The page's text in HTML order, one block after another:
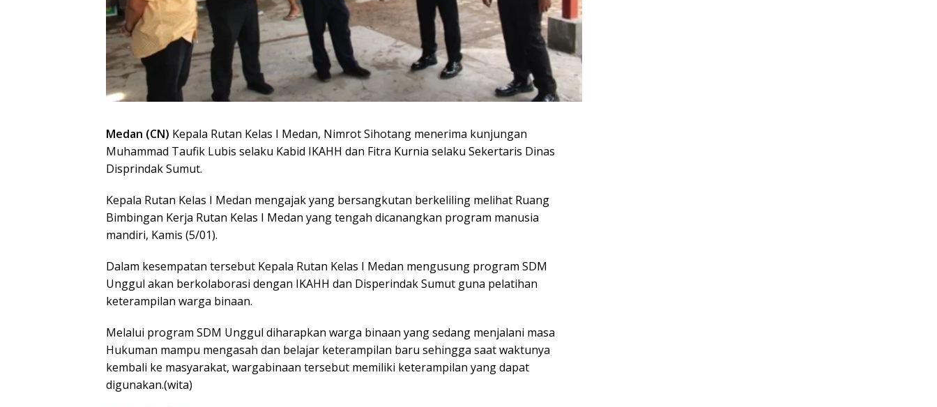
Medan (CN) Kepala Rutan Kelas I Medan, Nimrot Sihotang menerima kunjungan
Muhammad Taufik Lubis selaku Kabid IKAHH dan Fitra Kurnia selaku Sekertaris Dinas
Disprindak Sumut.
Kepala Rutan Kelas I Medan mengajak yang bersangkutan berkeliling melihat Ruang
Bimbingan Kerja Rutan Kelas I Medan yang tengah dicanangkan program manusia
mandiri, Kamis (5/01).
Dalam kesempatan tersebut Kepala Rutan Kelas I Medan mengusung program SDM
Unggul akan berkolaborasi dengan IKAHH dan Disperindak Sumut guna pelatihan
keterampilan warga binaan.
Melalui program SDM Unggul diharapkan warga binaan yang sedang menjalani masa
Hukuman mampu mengasah dan belajar keterampilan baru sehingga saat waktunya
kembali ke masyarakat, wargabinaan tersebut memiliki keterampilan yang dapat
digunakan.(wita)